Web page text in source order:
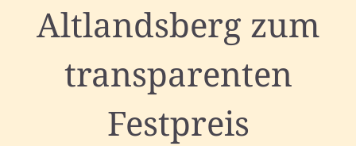
Altlandsberg zum
transparenten
Festpreis